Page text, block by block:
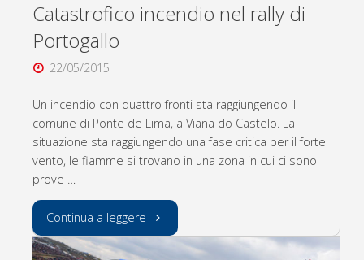
Catastrofico incendio nel rally di
Portogallo
22/05/2015
Un incendio con quattro fronti sta raggiungendo il
comune di Ponte de Lima, a Viana do Castelo. La
situazione sta raggiungendo una fase critica per il forte
vento, le fiamme si trovano in una zona in cui ci sono
prove …
Continua a leggere "Catastrofico
incendio